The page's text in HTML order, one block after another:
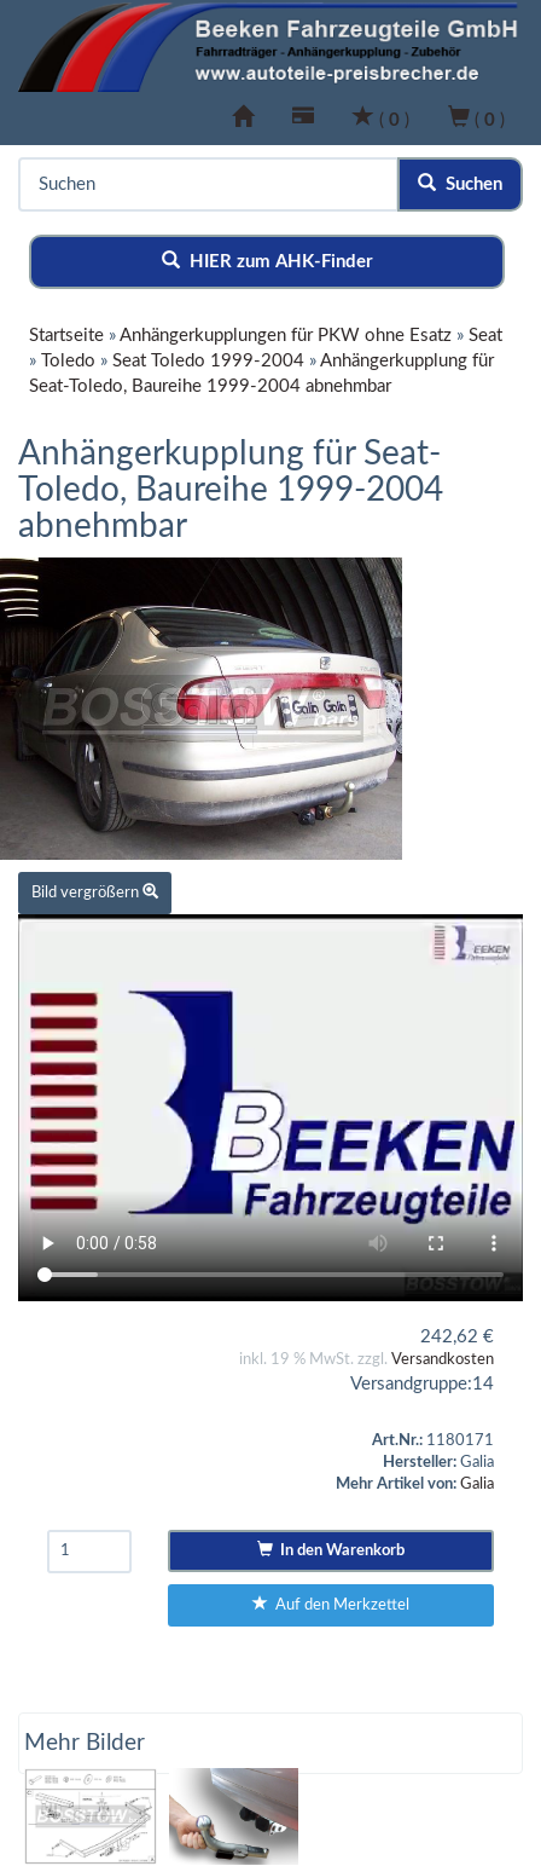
( 0 ) ( 0 )
Suchen
HIER zum AHK-Finder
Startseite » Anhängerkupplungen für PKW ohne Esatz » Seat
»
Toledo » Seat Toledo 1999-2004 » Anhängerkupplung für
Seat-Toledo, Baureihe 1999-2004 abnehmbar
Anhängerkupplung für Seat-
Toledo, Baureihe 1999-2004
abnehmbar
Bild vergrößern
242,62 €
inkl. 19 % MwSt. zzgl. Versandkosten
Versandgruppe:14
Art.Nr.: 1180171
Hersteller: Galia
Mehr Artikel von: Galia
In den Warenkorb
Auf den Merkzettel
Mehr Bilder